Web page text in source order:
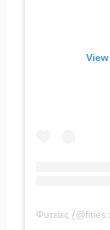
Φυτείες (@